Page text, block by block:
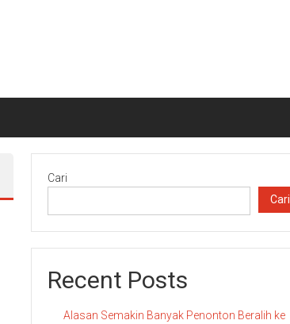
Cari
Cari
Recent Posts
Alasan Semakin Banyak Penonton Beralih ke